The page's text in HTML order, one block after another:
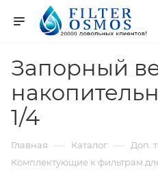
Запорный
1/4
Главная — Каталог — Доп.
Комплектующие к фильтрам